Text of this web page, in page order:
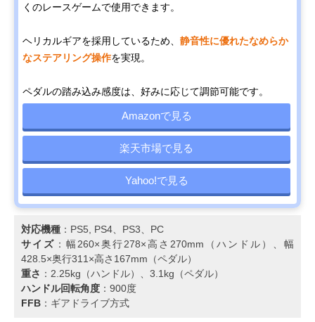
くのレースゲームで使用できます。
ヘリカルギアを採用しているため、 静音性に優れたなめらか
なステアリング操作を実現。
ペダルの踏み込み感度は、好みに応じて調節可能です。
Amazonで見る
楽天市場で見る
Yahoo!で見る
対応機種 ：PS5, PS4、PS3、PC
サイズ ：幅260×奥行278×高さ270mm（ハンドル）、幅
428.5×奥行311×高さ167mm（ペダル）
重さ ：2.25kg（ハンドル）、3.1kg（ペダル）
ハンドル回転角度 ：900度
FFB ：ギアドライブ方式